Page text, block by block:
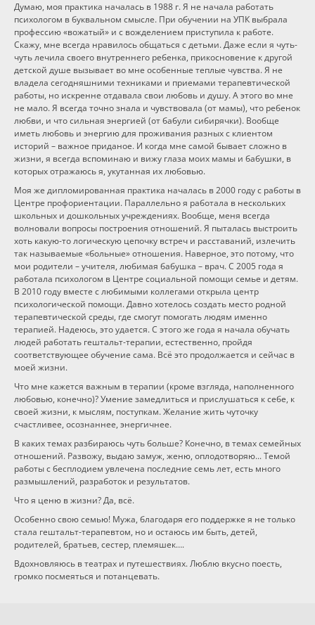
Думаю, моя практика началась в 1988 г. Я не начала работать
психологом в буквальном смысле. При обучении на УПК выбрала
профессию «вожатый» и с вожделением приступила к работе.
Скажу, мне всегда нравилось общаться с детьми. Даже если я чуть-
чуть лечила своего внутреннего ребенка, прикосновение к другой
детской душе вызывает во мне особенные теплые чувства. Я не
владела сегодняшними техниками и приемами терапевтической
работы, но искренне отдавала свои любовь и душу. А этого во мне
не мало. Я всегда точно знала и чувствовала (от мамы), что ребенок
любви, и что сильная энергией (от бабули сибирячки). Вообще
иметь любовь и энергию для проживания разных с клиентом
историй – важное приданое. И когда мне самой бывает сложно в
жизни, я всегда вспоминаю и вижу глаза моих мамы и бабушки, в
которых отражаюсь я, укутанная их любовью.
Моя же дипломированная практика началась в 2000 году с работы в
Центре профориентации. Параллельно я работала в нескольких
школьных и дошкольных учреждениях. Вообще, меня всегда
волновали вопросы построения отношений. Я пыталась выстроить
хоть какую-то логическую цепочку встреч и расставаний, излечить
так называемые «больные» отношения. Наверное, это потому, что
мои родители – учителя, любимая бабушка – врач. С 2005 года я
работала психологом в Центре социальной помощи семье и детям.
В 2010 году вместе с любимыми коллегами открыла центр
психологической помощи. Давно хотелось создать место родной
терапевтической среды, где смогут помогать людям именно
терапией. Надеюсь, это удается. С этого же года я начала обучать
людей работать гештальт-терапии, естественно, пройдя
соответствующее обучение сама. Всё это продолжается и сейчас в
моей жизни.
Что мне кажется важным в терапии (кроме взгляда, наполненного
любовью, конечно)? Умение замедлиться и прислушаться к себе, к
своей жизни, к мыслям, поступкам. Желание жить чуточку
счастливее, осознаннее, энергичнее.
В каких темах разбираюсь чуть больше? Конечно, в темах семейных
отношений. Развожу, выдаю замуж, женю, оплодотворяю... Темой
работы с бесплодием увлечена последние семь лет, есть много
размышлений, разработок и результатов.
Что я ценю в жизни? Да, всё.
Особенно свою семью! Мужа, благодаря его поддержке я не только
стала гештальт-терапевтом, но и остаюсь им быть, детей,
родителей, братьев, сестер, племяшек….
Вдохновляюсь в театрах и путешествиях. Люблю вкусно поесть,
громко посмеяться и потанцевать.